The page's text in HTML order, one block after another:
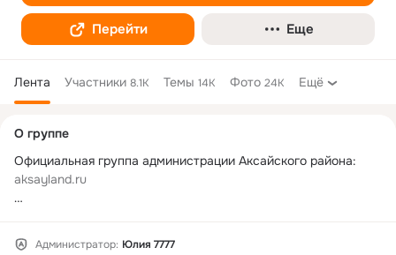
Перейти Еще
Лента Участники 8.1K Темы 14K Фото 24K Ещё
колонка
О группе
aksayland.ru
Ростовская область, г. Аксай, ул. Карла Либкнехта, 132.
Администратор: Юлия 7777